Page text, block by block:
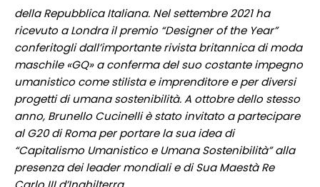
della Repubblica Italiana. Nel settembre 2021 ha
ricevuto a Londra il premio “Designer of the Year”
conferitogli dall’importante rivista britannica di moda
maschile «GQ» a conferma del suo costante impegno
umanistico come stilista e imprenditore e per diversi
progetti di umana sostenibilità. A ottobre dello stesso
anno, Brunello Cucinelli è stato invitato a partecipare
al G20 di Roma per portare la sua idea di
“Capitalismo Umanistico e Umana Sostenibilità” alla
presenza dei leader mondiali e di Sua Maestà Re